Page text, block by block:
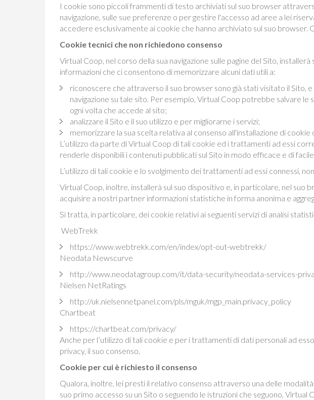
I cookie sono piccoli frammenti di testo archiviati sul suo browser
navigazione, sulle sue preferenze o per gestire l'accesso ad aree a lei
accedere esclusivamente ai cookie che hanno archiviato sul suo
Cookie tecnici che non richiedono consenso
Virtual Coop, nel corso della sua navigazione sulle pagine del Sito,
informazioni che ci consentono di memorizzare alcuni dati utili a:
riconoscere che attraverso il suo browser sono già stati visitato il Sito,
navigazione su tale sito. Per esempio, Virtual Coop potrebbe salvare
ogni volta che accede al sito;
analizzare il Sito e il suo utilizzo e per migliorarne i servizi;
memorizzare la sua scelta relativa al consenso all'installazione di cookie
L’utilizzo da parte di Virtual Coop di tali cookie ed i trattamenti ad essi
renderle disponibili i contenuti pubblicati sul Sito in modo efficace e di
L’utilizzo di tali cookie e lo svolgimento dei trattamenti ad essi connessi,
Virtual Coop, inoltre, installerà sul suo dispositivo e, in particolare, nel suo
acquisire a nostri partner informazioni statistiche in forma anonima e
Si tratta, in particolare, dei cookie relativi ai seguenti servizi di analisi
WebTrekk
https://www.webtrekk.com/en/index/opt-out-webtrekk/
Neodata Newscurve
http://www.neodatagroup.com/it/data-security/neodata-services-
Nielsen NetRatings
http://uk.nielsennetpanel.com/pls/mguk/mgp_main.privacy_policy
Chartbeat
https://chartbeat.com/privacy/
Anche per l’utilizzo di tali cookie e per i trattamenti di dati personali ad
privacy, il suo consenso.
Cookie per cui è richiesto il consenso
Qualora, inoltre, lei presti il relativo consenso attraverso una delle
suo primo accesso su un Sito o seguendo le istruzioni che seguono,